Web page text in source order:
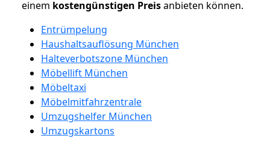
einem kostengünstigen Preisanbieten können.
Entrümpelung
Haushaltsauflösung München
Halteverbotszone München
Möbellift München
Möbeltaxi
Möbelmitfahrzentrale
Umzugshelfer München
Umzugskartons